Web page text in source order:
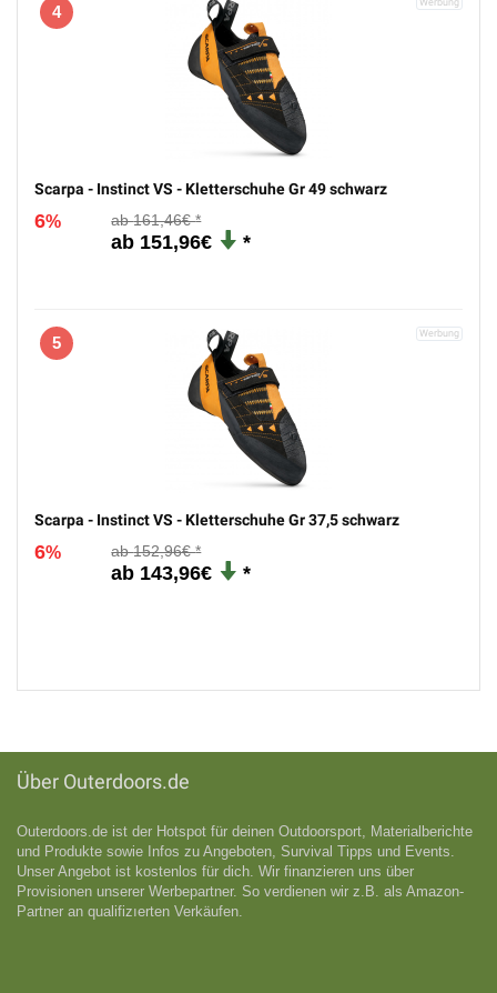
4
Scarpa - Instinct VS - Kletterschuhe Gr 49 schwarz
6% 161,46€
151,96€
5
Scarpa - Instinct VS - Kletterschuhe Gr 37,5 schwarz
6% 152,96€
143,96€
Über Outerdoors.de
Outerdoors.de ist der Hotspot für deinen Outdoorsport, Materialberichte
und Produkte sowie Infos zu Angeboten, Survival Tipps und Events.
Unser Angebot ist kostenlos für dich. Wir finanzieren uns über
Provisionen unserer Werbepartner. So verdienen wir z.B. als Amazon-
Partner an qualifizıerten Verkäufen.